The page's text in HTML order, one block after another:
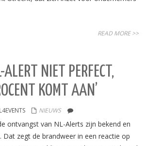
READ MORE >>
ALERT NIET PERFECT,
KOMT AAN’
NIEUWS
ontvangst van NL-Alerts zijn bekend en
Dat zegt de brandweer in een reactie op